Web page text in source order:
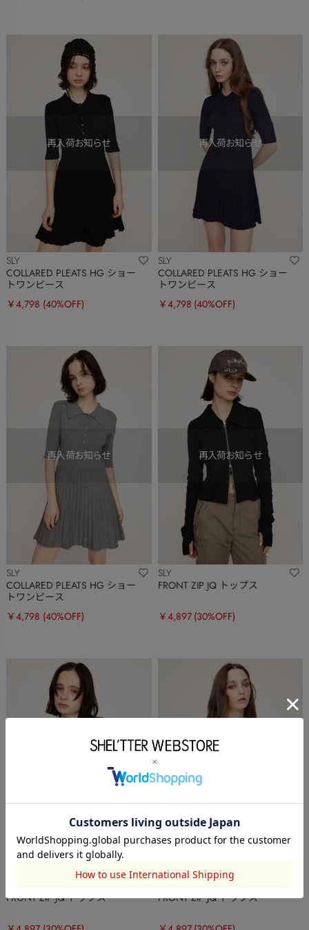
SLY
COLLARED PLEATS HG ショー
トワンピース
￥4,798 (40%OFF)
SLY
COLLARED PLEATS HG ショー
トワンピース
￥4,798 (40%OFF)
SLY
COLLARED PLEATS HG ショー
トワンピース
￥4,798 (40%OFF)
SLY
FRONT ZIP JQ トップス
￥4,897 (30%OFF)
FRONT ZIP JQ トップス
FRONT ZIP JQ トップス